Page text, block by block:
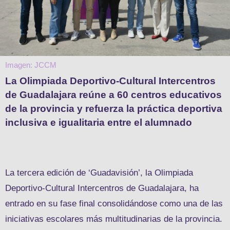
Imagen: JCCM
La Olimpiada Deportivo-Cultural Intercentros
de Guadalajara reúne a 60 centros educativos
de la provincia y refuerza la práctica deportiva
inclusiva e igualitaria entre el alumnado
La tercera edición de ‘Guadavisión’, la Olimpiada
Deportivo-Cultural Intercentros de Guadalajara, ha
entrado en su fase final consolidándose como una de las
iniciativas escolares más multitudinarias de la provincia.